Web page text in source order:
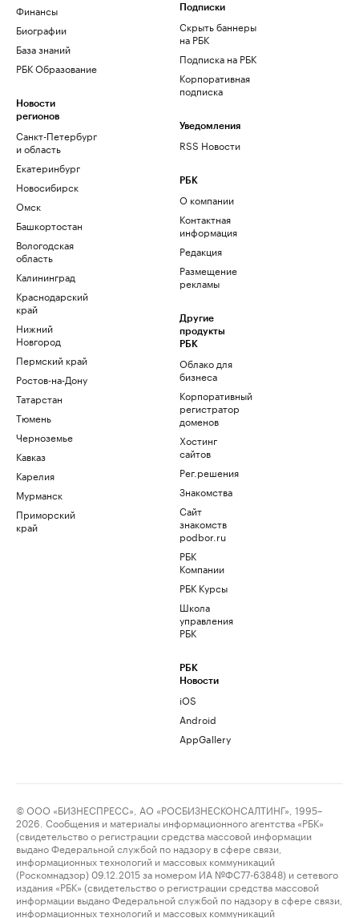
Финансы
Биографии
База знаний
РБК Образование
Новости
регионов
Санкт-Петербург
и область
Екатеринбург
Новосибирск
Омск
Башкортостан
Вологодская
область
Калининград
Краснодарский
край
Нижний
Новгород
Пермский край
Ростов-на-Дону
Татарстан
Тюмень
Черноземье
Кавказ
Карелия
Мурманск
Приморский
край
Подписки
Скрыть баннеры
на РБК
Подписка на РБК
Корпоративная
подписка
Уведомления
RSS Новости
РБК
О компании
Контактная
информация
Редакция
Размещение
рекламы
Другие
продукты
РБК
Облако для
бизнеса
Корпоративный
регистратор
доменов
Хостинг
сайтов
Рег.решения
Знакомства
Сайт
знакомств
podbor.ru
РБК
Компании
РБК Курсы
Школа
управления
РБК
РБК
Новости
iOS
Android
AppGallery
© ООО «БИЗНЕСПРЕСС», АО «РОСБИЗНЕСКОНСАЛТИНГ», 1995–
2026. Сообщения и материалы информационного агентства «РБК»
(свидетельство о регистрации средства массовой информации
выдано Федеральной службой по надзору в сфере связи,
информационных технологий и массовых коммуникаций
(Роскомнадзор) 09.12.2015 за номером ИА №ФС77-63848) и сетевого
издания «РБК» (свидетельство о регистрации средства массовой
информации выдано Федеральной службой по надзору в сфере связи,
информационных технологий и массовых коммуникаций